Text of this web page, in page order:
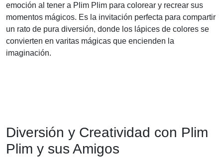
emoción al tener a Plim Plim para colorear y recrear sus
momentos mágicos. Es la invitación perfecta para compartir
un rato de pura diversión, donde los lápices de colores se
convierten en varitas mágicas que encienden la
imaginación.
Diversión y Creatividad con Plim
Plim y sus Amigos